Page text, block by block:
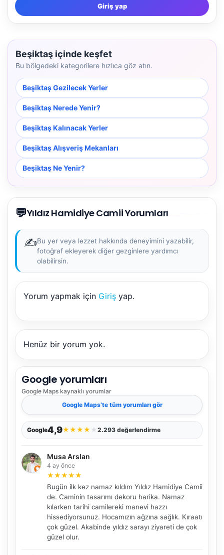
Giriş yap
Beşiktaş içinde keşfet
Bu bölgedeki kategorilere hızlıca göz atın.
Beşiktaş Gezilecek Yerler
Beşiktaş Nerede Yenir?
Beşiktaş Kalınacak Yerler
Beşiktaş Alışveriş Mekanları
Beşiktaş Ne Yenir?
💬Yıldız Hamidiye Camii Yorumları
✍️Bu yer veya lezzet hakkında deneyimini yazabilir,
fotoğraf ekleyerek diğer gezginlere yardımcı
olabilirsin.
Yorum yapmak için Giriş yap.
Henüz bir yorum yok.
Google yorumları
Google Maps kaynaklı yorumlar
Google Maps’te tüm yorumları gör
Google4,9★★★★ ★ 2.293 değerlendirme
Musa Arslan
4 ay önce
★★★★★
Bugün ilk kez namaz kıldım Yıldız Hamidiye Camii
de. Caminin tasarımı dekoru harika. Namaz
kılarken tarihi camilereki manevi hazzı
hissediyorsunuz. Hocamızın ağzına sağlık. Kıraatı
çok güzel. Akabinde yıldız sarayı ziyareti de çok
güzel olur.